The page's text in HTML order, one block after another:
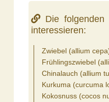
Die
interessieren:
Zwiebel (allium
Frühlingszwiebel
Chinalauch (allium
Kurkuma (curcuma
Kokosnuss (cocos